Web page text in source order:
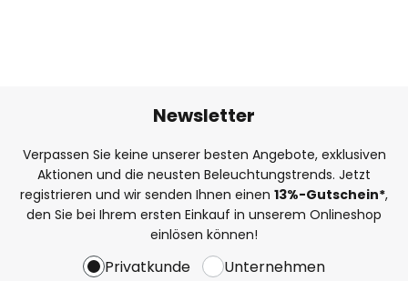
Newsletter
Verpassen Sie keine unserer besten Angebote, exklusiven
Aktionen und die neusten Beleuchtungstrends. Jetzt
registrieren und wir senden Ihnen einen 13%-Gutschein*,
den Sie bei Ihrem ersten Einkauf in unserem Onlineshop
einlösen können!
Privatkunde Unternehmen